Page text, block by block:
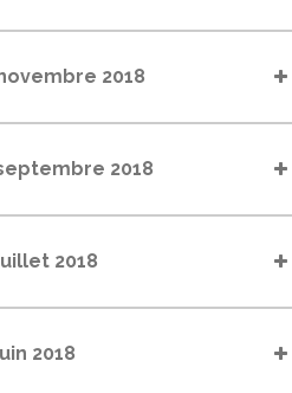
2018
2018
2018
2018